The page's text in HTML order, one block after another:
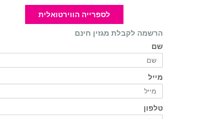
לספרייה הווירטואלית
הרשמה לקבלת מגזין חינם
שם
מייל
טלפון